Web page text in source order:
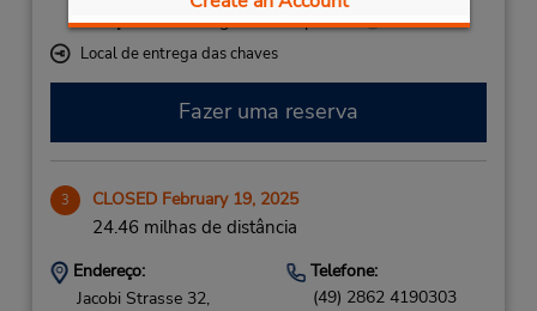
Serviço de retirada gratuito disponível
Local de entrega das chaves
Fazer uma reserva
3 CLOSED February 19, 2025
24.46 milhas de distância
Endereço:
Jacobi Strasse 32,
Telefone:
(49) 2862 4190303